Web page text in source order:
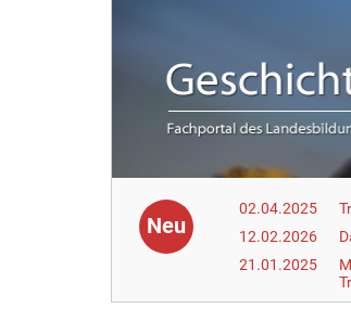
Neu
02.04.2025
12.02.2026
21.01.2025